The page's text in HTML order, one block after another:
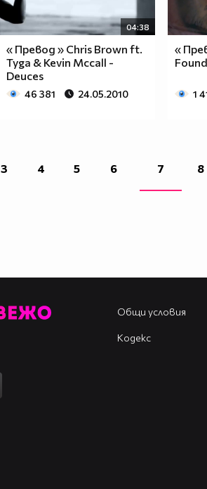
04:38
« Превод » Chris Brown ft.
Tyga & Kevin Mccall -
Deuces
46 381 24.05.2010
«
1
3 4 5 6 7 8
Общи условия
Кодекс